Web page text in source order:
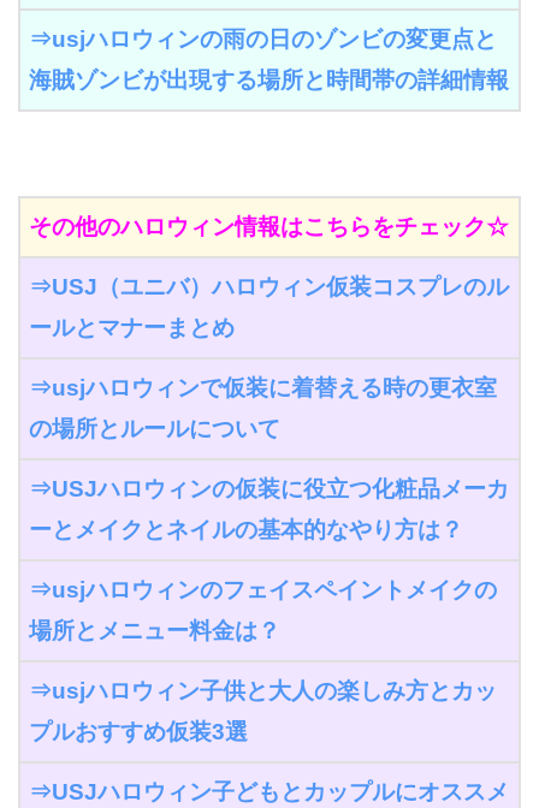
⇒usjハロウィンの雨の日のゾンビの変更点と
海賊ゾンビが出現する場所と時間帯の詳細情報
その他のハロウィン情報はこちらをチェック☆
⇒USJ（ユニバ）ハロウィン仮装コスプレのル
ールとマナーまとめ
⇒usjハロウィンで仮装に着替える時の更衣室
の場所とルールについて
⇒USJハロウィンの仮装に役立つ化粧品メーカ
ーとメイクとネイルの基本的なやり方は？
⇒usjハロウィンのフェイスペイントメイクの
場所とメニュー料金は？
⇒usjハロウィン子供と大人の楽しみ方とカッ
プルおすすめ仮装3選
⇒USJハロウィン子どもとカップルにオススメ